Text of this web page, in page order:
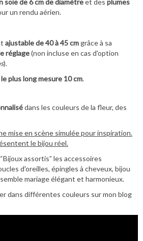
soie de 6 cm de diamètreet des plumes
un rendu aérien.
ajustable de 40 à 45 cm grâce à sa
réglage(non incluse en cas d'option
).
plus long mesure 10 cm.
dans les couleurs de la fleur, des
mise en scène simulée pour inspiration.
le bijou réel.
assortis” les accessoires
d'oreilles, épingles à cheveux, bijou
mariage élégant et harmonieux.
dans différentes couleurs sur mon blog